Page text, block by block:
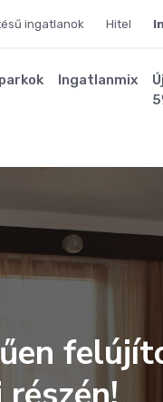
ingatlanok Hitel
Ingatlanmix